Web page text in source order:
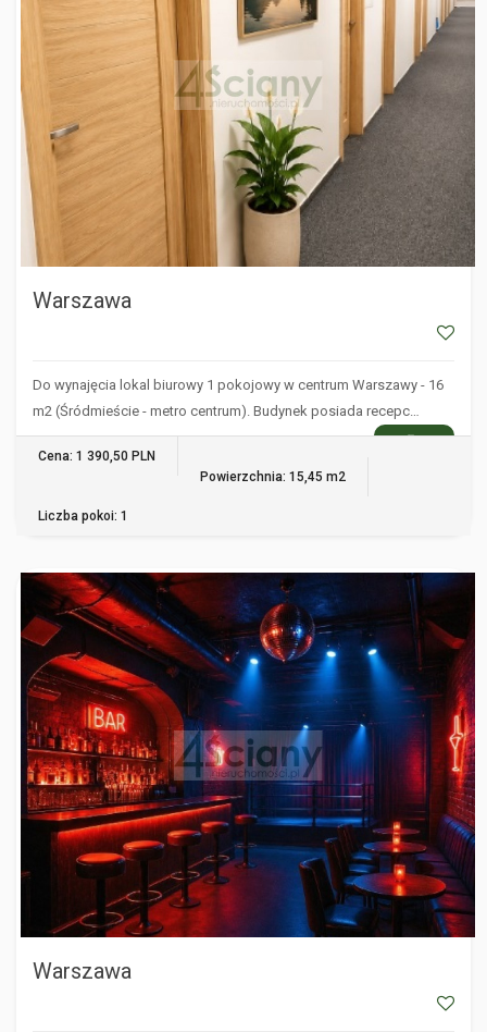
Warszawa
Do wynajęcia lokal biurowy 1 pokojowy w centrum Warszawy - 16
m2 (Śródmieście - metro centrum). Budynek posiada recepc…
WIĘCEJ
Cena: 1 390,50 PLN
Powierzchnia: 15,45 m2
Liczba pokoi: 1
WARSZAWA
Warszawa